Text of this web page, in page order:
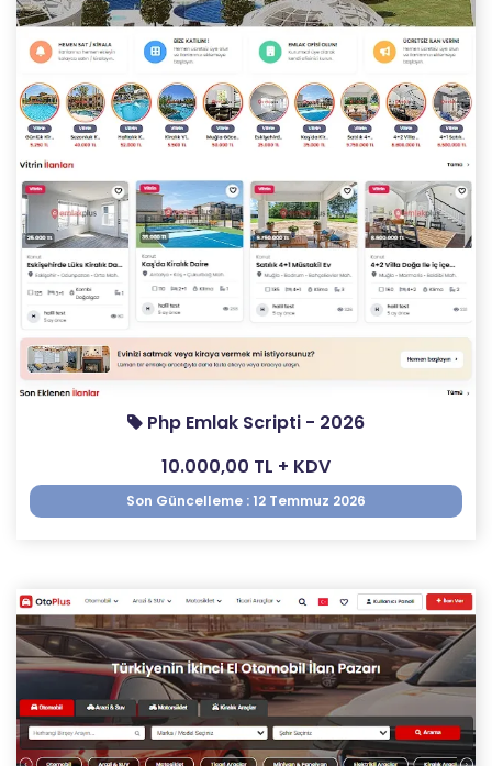
Php Emlak Scripti - 2026
10.000,00 TL + KDV
Son Güncelleme : 12 Temmuz 2026